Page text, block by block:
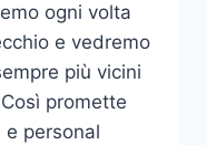
ogni volta
e vedremo
più vicini
promette
e personal